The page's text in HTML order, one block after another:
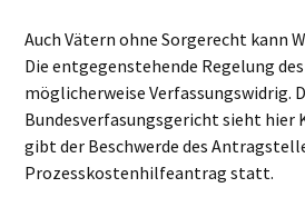
Auch Vätern ohne Sorgerecht kann
Die entgegenstehende Regelung
möglicherweise Verfassungswidrig.
Bundesverfasungsgericht sieht hier
gibt der Beschwerde des
Prozesskostenhilfeantrag statt.